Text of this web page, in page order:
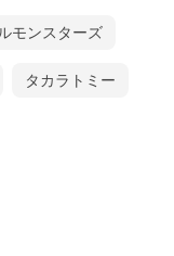
モンスターズ
タカラトミー